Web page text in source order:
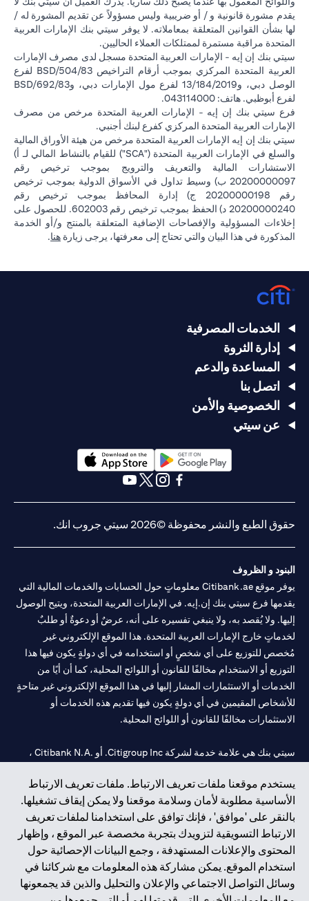
يقدم مشورة قانونية و / أو ضريبية وليس مسؤولاً عن تقديم المشورة له /
لها بشأن القوانين المتعلقة بمعاملاته. لا يوفر سيتي بنك الإمارات العربية
المتحدة مراقبة مستمرة لممتلكات العملاء الحاليين.
سيتي بنك إن إيه - الإمارات العربية المتحدة مسجل لدى مصرف الإمارات
العربية المتحدة المركزي بموجب أرقام التراخيص BSD/504/83 لفرع
الوصل دبي، و13/184/2019 لفرع مول الإمارات دبي، وBSD/692/83
لفرع أبوظبي. هاتف: 043114000.
فرع سيتي بنك إن إيه - الإمارات العربية المتحدة مرخص من مصرف
الإمارات العربية المتحدة المركزي كفرع لبنك أجنبي.
سيتي بنك إن إيه الإمارات العربية المتحدة مرخص من هيئة الأوراق المالية
والسلع في الإمارات العربية المتحدة ("SCA") للقيام بالنشاط المالي لـ أ)
الاستشارات المالية والتعريف والترويج بموجب ترخيص رقم
20200000097 ب) وسيط تداول في الأسواق الدولية بموجب ترخيص
رقم 20200000198 ج) إدارة المحافظ بموجب ترخيص رقم
20200000240 د) الحفظ بموجب ترخيص رقم 602003. للحصول على
إخلاءات المسؤولية والإفصاحات الإضافية المتعلقة بالمنتج و/أو الخدمة
المذكورة في هذا البيان والتي تحتاج إلى معرفتها، يرجى زيارة هنا.
يستخدم موقعنا ملفات تعريف الارتباط. ملفات تعريف الارتباط
الأساسية مطلوبة لأمان وسلامة موقعنا ولا يمكن إيقاف تشغيلها.
بالنقر على 'موافق' ، فإنك توافق على استخدامنا لملفات تعريف
الارتباط التسويقية لتزويدك بتجربة مخصصة عبر الموقع ، وإظهار
المحتوى والإعلانات المستهدفة ، وجمع البيانات الإحصائية حول
استخدام الموقع. يمكن مشاركة هذه المعلومات مع شركائنا في
وسائل التواصل الاجتماعي والإعلان والتحليل والذين قد يجمعونها
الخدمات المصرفية
إدارة الثروة
المساعدة والدعم
اتصل بنا
الخصوصية والأمن
عن سيتي
(opens in a new tab)
حقوق الطبع والنشر محفوظة ©2026 سيتي جروب انك.
البنود و الظروف
يوفر موقع Citibank.ae معلوماتٍ حول الحسابات والخدمات المالية التي
يقدمها فرع سيتي بنك إن.إيه. في الإمارات العربية المتحدة، ويتيح الوصول
إليها. ولا يُقصد به، ولا ينبغي تفسيره على أنه، عرضٌ أو دعوةٌ أو طلبٌ
لخدماتٍ خارج الإمارات العربية المتحدة. هذا الموقع الإلكتروني غير
مُخصص للتوزيع على أي شخصٍ أو استخدامه في أي دولةٍ يكون فيها هذا
التوزيع أو الاستخدام مخالفًا للقانون أو اللوائح المحلية، كما أن أيًا من
الخدمات أو الاستثمارات المشار إليها في هذا الموقع الإلكتروني غير متاحةٍ
للأشخاص المقيمين في أي دولةٍ يكون فيها تقديم هذه الخدمات أو
الاستثمارات مخالفًا للقانون أو اللوائح المحلية.
سيتي بنك هي علامة خدمة لشركة Citigroup Inc. أو .Citibank N.A ،
سيتي بنك إن. إيه. الإمارات مسجل لدى مصرف الإمارات المركزي تحت
أرقام التراخيص 202563 لفرع الوصل في دبي، 531989 لفرع مول
الإمارات في دبي، وCN-1002019لفرع أبوظبي. هاتف: 4000 311 04.
فرع سيتي بنك إن إيه - الإمارات العربية المتحدة مرخص من مصرف
الإمارات العربية المتحدة المركزي كفرع لبنك أجنبي.
سيتي بنك إن إيه الإمارات العربية المتحدة مرخص من هيئة الأوراق المالية